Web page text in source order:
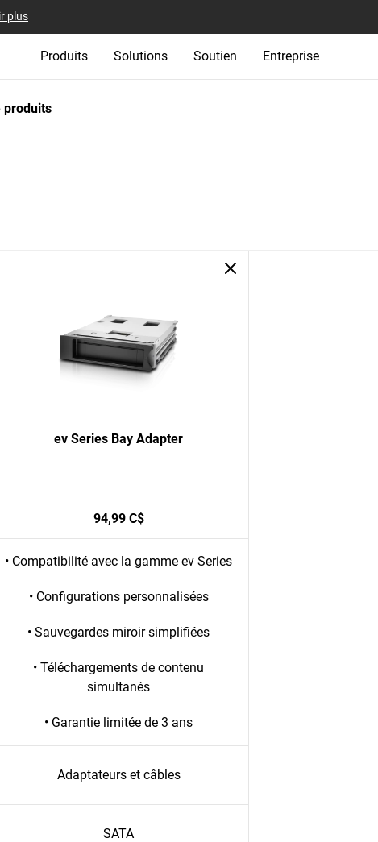
plus
Produits Solutions Soutien Entreprise
produits
ev Series Bay Adapter
94,99 C$
• Compatibilité avec la gamme ev Series
• Configurations personnalisées
• Sauvegardes miroir simplifiées
• Téléchargements de contenu
simultanés
• Garantie limitée de 3 ans
Adaptateurs et câbles
SATA